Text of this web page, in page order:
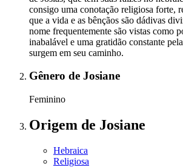
consigo uma conotação religiosa forte,
que a vida e as bênçãos são dádivas
nome frequentemente são vistas como
inabalável e uma gratidão constante
surgem em seu caminho.
Gênero de Josiane
Feminino
Origem de Josiane
Hebraica
Religiosa